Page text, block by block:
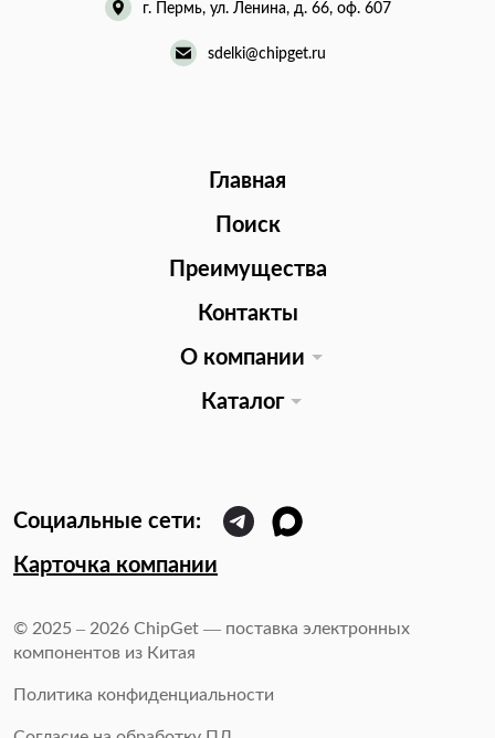
г. Пермь, ул. Ленина, д. 66, оф. 607
sdelki@chipget.ru
Главная
Поиск
Преимущества
Контакты
О компании
Каталог
Карточка компании
© 2025 – 2026 ChipGet — поставка электронных
компонентов из Китая
Политика конфиденциальности